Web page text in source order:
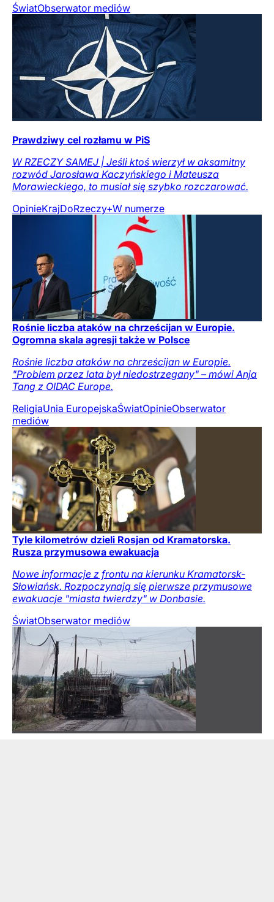
ŚwiatObserwator mediów
Prawdziwy cel rozłamu w PiS
W RZECZY SAMEJ | Jeśli ktoś wierzył w aksamitny
rozwód Jarosława Kaczyńskiego i Mateusza
Morawieckiego, to musiał się szybko rozczarować.
OpinieKrajDoRzeczy+W numerze
Rośnie liczba ataków na chrześcijan w Europie.
Ogromna skala agresji także w Polsce
Rośnie liczba ataków na chrześcijan w Europie.
"Problem przez lata był niedostrzegany" – mówi Anja
Tang z OIDAC Europe.
ReligiaUnia EuropejskaŚwiatOpinieObserwator
mediów
Tyle kilometrów dzieli Rosjan od Kramatorska.
Rusza przymusowa ewakuacja
Nowe informacje z frontu na kierunku Kramatorsk-
Słowiańsk. Rozpoczynają się pierwsze przymusowe
ewakuacje "miasta twierdzy" w Donbasie.
ŚwiatObserwator mediów